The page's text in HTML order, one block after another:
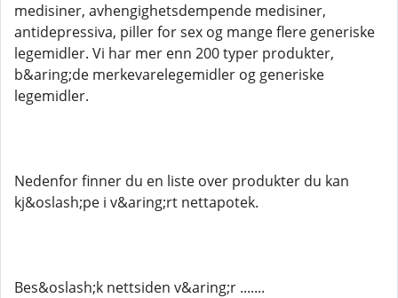
medisiner, avhengighetsdempende medisiner,
antidepressiva, piller for sex og mange flere generiske
legemidler. Vi har mer enn 200 typer produkter,
b&aring;de merkevarelegemidler og generiske
legemidler.
Nedenfor finner du en liste over produkter du kan
kj&oslash;pe i v&aring;rt nettapotek.
Bes&oslash;k nettsiden v&aring;r .......